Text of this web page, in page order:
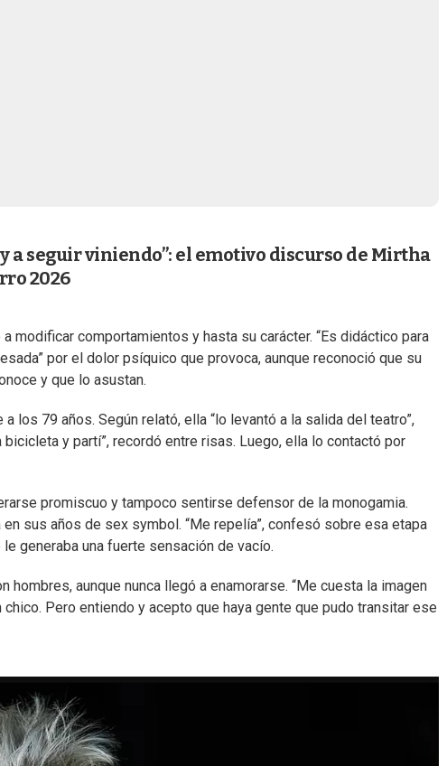
a seguir viniendo”: el emotivo discurso de Mirtha
2026
modificar comportamientos y hasta su carácter. “Es didáctico para
por el dolor psíquico que provoca, aunque reconoció que su
y que lo asustan.
los 79 años. Según relató, ella “lo levantó a la salida del teatro”,
bicicleta y partí”, recordó entre risas. Luego, ella lo contactó por
promiscuo y tampoco sentirse defensor de la monogamia.
sus años de sex symbol. “Me repelía”, confesó sobre esa etapa
le generaba una fuerte sensación de vacío.
hombres, aunque nunca llegó a enamorarse. “Me cuesta la imagen
Pero entiendo y acepto que haya gente que pudo transitar ese